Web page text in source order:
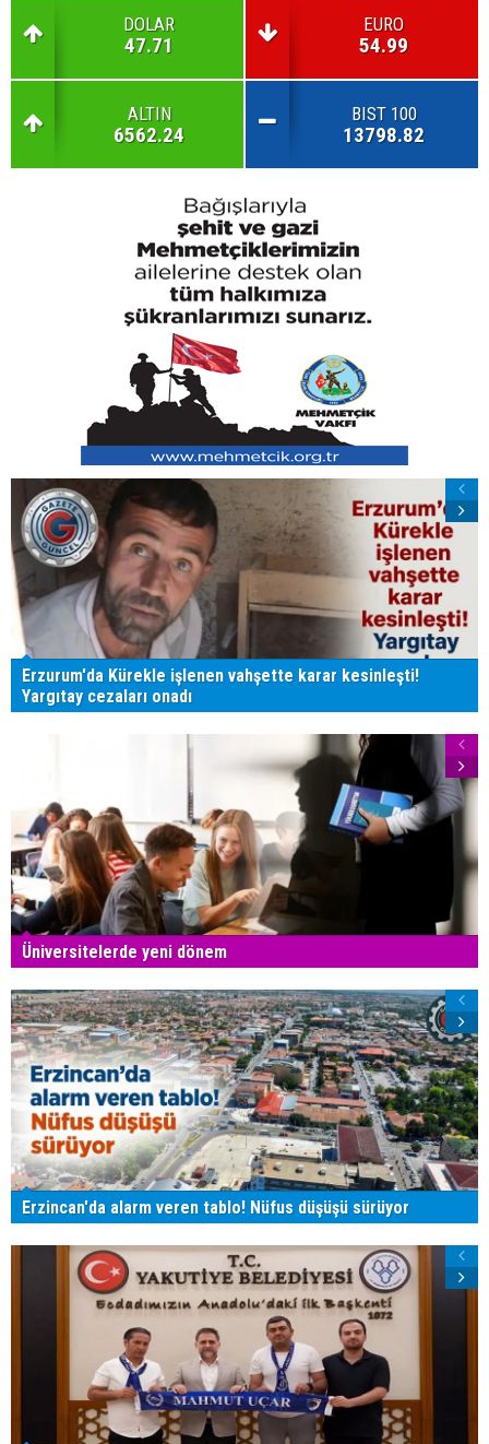
DOLAR
47.71
EURO
54.99
ALTIN
6562.24
BIST 100
13798.82
Erzurum'da Kürekle işlenen vahşette karar kesinleşti!
Yargıtay cezaları onadı
Üniversitelerde yeni dönem
Erzincan'da alarm veren tablo! Nüfus düşüşü sürüyor